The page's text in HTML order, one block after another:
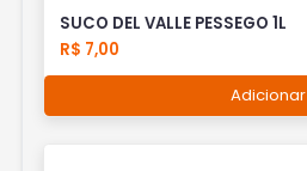
SUCO DEL VALLE PESSEGO 1L
R$ 7,00
Adicionar